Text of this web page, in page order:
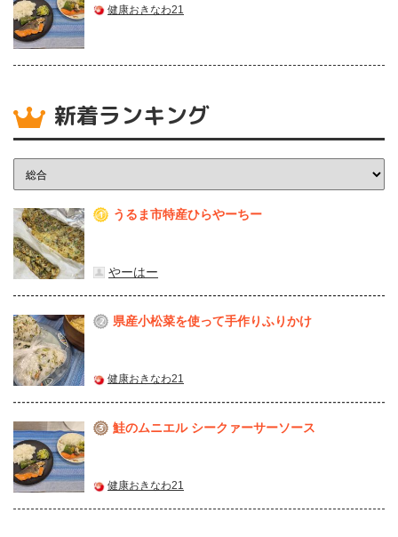
健康おきなわ21
新着ランキング
1 うるま市特産ひらやーちー
やーはー
2 県産⼩松菜を使って⼿作りふりかけ
健康おきなわ21
3 鮭のムニエル シークァーサーソース
健康おきなわ21